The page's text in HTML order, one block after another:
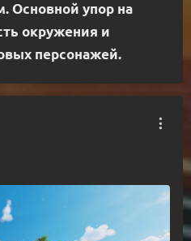
Основной упор на
окружения и
персонажей.